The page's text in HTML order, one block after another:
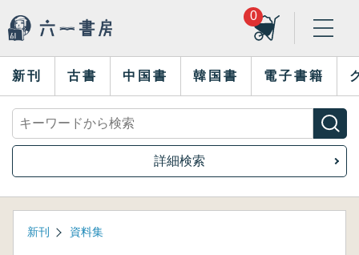
0
新刊 古書 中国書 韓国書 電子書籍
詳細検索
新刊 資料集